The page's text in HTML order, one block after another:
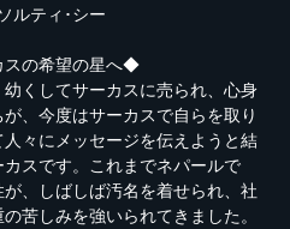
ルティ･シー
スの希望の星へ◆
幼くしてサーカスに売られ、心身
、今度はサーカスで自らを取り
々にメッセージを伝えようと結
スです。これまでネパールで
、しばしば汚名を着せられ、社
苦しみを強いられてきました。